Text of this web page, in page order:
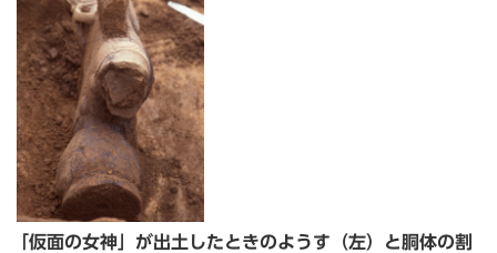
「仮面の女神」が出土したときのようす（左）と胴体の割